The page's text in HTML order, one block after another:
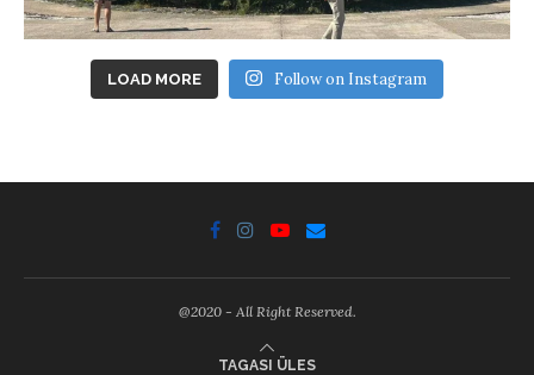
LOAD MORE Follow on Instagram
@2020 - All Right Reserved.
TAGASI ÜLES